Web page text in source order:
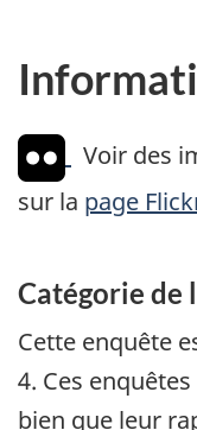
Voir des
sur la page
Catégorie de
Cette enquête
4. Ces
bien que leur